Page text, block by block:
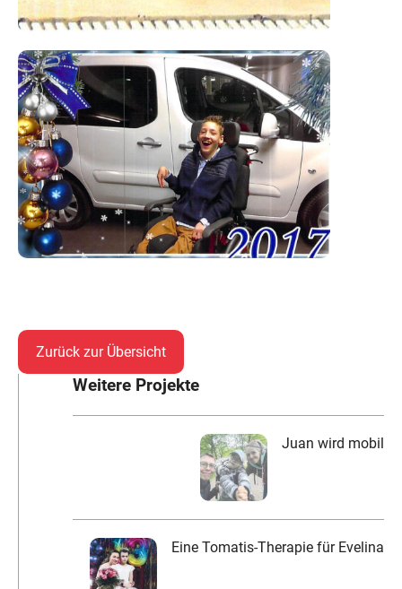
Zurück zur Übersicht
Weitere Projekte
Juan wird mobil
Eine Tomatis-Therapie für Evelina